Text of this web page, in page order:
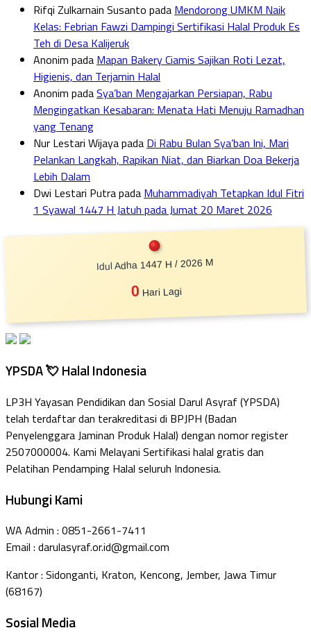
Rifqi Zulkarnain Susanto pada Mendorong UMKM Naik
Kelas: Febrian Fawzi Dampingi Sertifikasi Halal Produk Es
Teh di Desa Kalijeruk
Anonim pada Mapan Bakery Ciamis Sajikan Roti Lezat,
Higienis, dan Terjamin Halal
Anonim padaSya’ban Mengajarkan Persiapan, Rabu
Mengingatkan Kesabaran: Menata Hati Menuju Ramadhan
yang Tenang
Nur Lestari Wijayapada Di Rabu Bulan Sya’ban Ini, Mari
Pelankan Langkah, Rapikan Niat, dan Biarkan Doa Bekerja
Lebih Dalam
Dwi Lestari Putrapada Muhammadiyah Tetapkan Idul Fitri
1 Syawal 1447 H Jatuh pada Jumat 20 Maret 2026
Idul Adha 1447 H / 2026 M
0 Hari Lagi
YPSDA 💘 Halal Indonesia
LP3H Yayasan Pendidikan dan Sosial Darul Asyraf (YPSDA)
telah terdaftar dan terakreditasi di BPJPH (Badan
Penyelenggara Jaminan Produk Halal) dengan nomor register
2507000004. Kami Melayani Sertifikasi halal gratis dan
Pelatihan Pendamping Halal seluruh Indonesia.
Hubungi Kami
WA Admin : 0851-2661-7411
Email : darulasyraf.or.id@gmail.com
Kantor : Sidonganti, Kraton, Kencong, Jember, Jawa Timur
(68167)
Sosial Media